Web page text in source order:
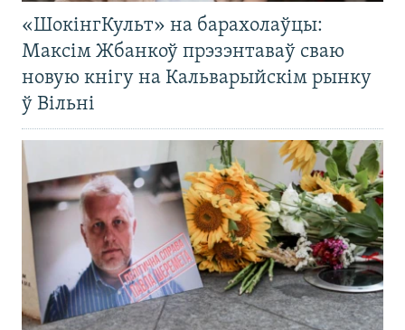
«ШокінгКульт» на барахолаўцы:
Максім Жбанкоў прэзэнтаваў сваю
новую кнігу на Кальварыйскім рынку
ў Вільні